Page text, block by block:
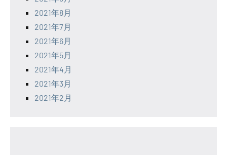
2021年8月
2021年7月
2021年6月
2021年5月
2021年4月
2021年3月
2021年2月